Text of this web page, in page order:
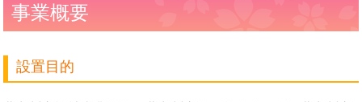
事業概要
設置目的